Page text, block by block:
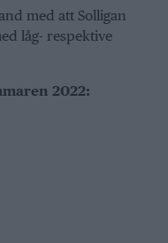
med att Solligan
låg- respektive
2022: